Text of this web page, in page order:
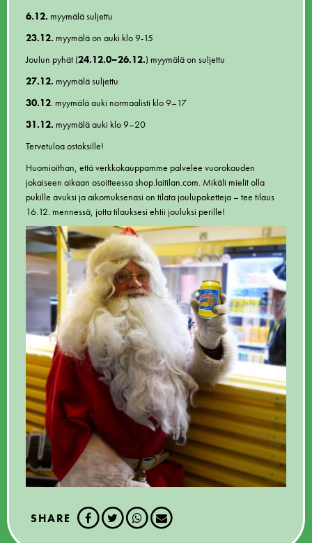
6.12. myymälä suljettu
23.12. myymälä on auki klo 9-15
Joulun pyhät (24.12.0–26.12.) myymälä on suljettu
27.12. myymälä suljettu
30.12. myymälä auki normaalisti klo 9–17
31.12. myymälä auki klo 9–20
Tervetuloa ostoksille!
Huomioithan, että verkkokauppamme palvelee vuorokauden
jokaiseen aikaan osoitteessashop.laitilan.com. Mikäli mielit olla
pukille avuksi ja aikomuksenasi on tilata joulupaketteja – tee tilaus
16.12. mennessä, jotta tilauksesi ehtii jouluksi perille!
SHARE